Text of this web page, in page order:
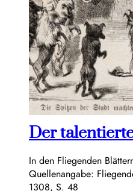
Der
In den Fliegenden
Quellenangabe:
1308, S. 48